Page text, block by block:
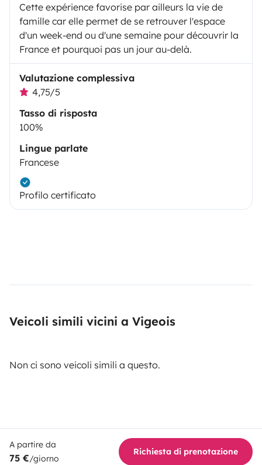
Cette expérience favorise par ailleurs la vie de
famille car elle permet de se retrouver l'espace
d'un week-end ou d'une semaine pour découvrir la
France et pourquoi pas un jour au-delà.
Valutazione complessiva
4,75/5
Tasso di risposta
100%
Lingue parlate
Francese
Profilo certificato
Veicoli simili vicini a Vigeois
Non ci sono veicoli simili a questo.
A partire da
75 €/giorno
Richiesta di prenotazione